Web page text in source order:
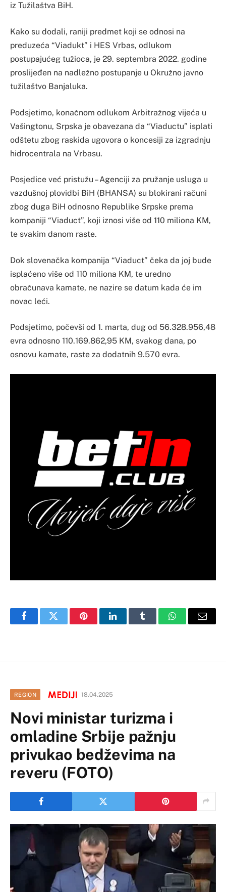
iz Tužilaštva BiH.
Kako su dodali, raniji predmet koji se odnosi na
preduzeća “Viadukt” i HES Vrbas, odlukom
postupajućeg tužioca, je 29. septembra 2022. godine
proslijeđen na nadležno postupanje u Okružno javno
tužilaštvo Banjaluka.
Podsjetimo, konačnom odlukom Arbitražnog vijeća u
Vašingtonu, Srpska je obavezana da “Viaductu” isplati
odštetu zbog raskida ugovora o koncesiji za izgradnju
hidrocentrala na Vrbasu.
Posjedice već pristužu – Agenciji za pružanje usluga u
vazdušnoj plovidbi BiH (BHANSA) su blokirani računi
zbog duga BiH odnosno Republike Srpske prema
kompaniji “Viaduct”, koji iznosi više od 110 miliona KM,
te svakim danom raste.
Dok slovenačka kompanija “Viaduct” čeka da joj bude
isplaćeno više od 110 miliona KM, te uredno
obračunava kamate, ne nazire se datum kada će im
novac leći.
Podsjetimo, počevši od 1. marta, dug od 56.328.956,48
evra odnosno 110.169.862,95 KM, svakog dana, po
osnovu kamate, raste za dodatnih 9.570 evra.
FacebookTwitter PinterestLinkedInTumblr WhatsAppEmail
REGION 18.04.2025
Novi ministar turizma i
omladine Srbije pažnju
privukao bedževima na
reveru (FOTO)